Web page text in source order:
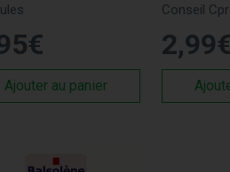
besoin d’un conseil pour
vous guider vers les meilleures
notre pharmacie.
€
Ajouter au panier
Conseil
2,99